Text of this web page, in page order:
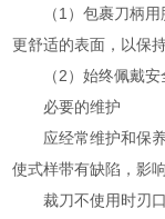
（1）包裹刀柄用
更舒适的表面，以保
（2）始终佩戴安全
必要的维护
应经常维护和保养
使式样带有缺陷，影
裁刀不使用时刃口